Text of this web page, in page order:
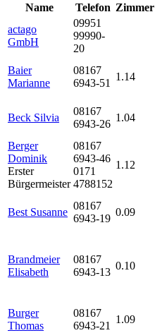
Name
Telefon Zimmer
actago
GmbH
09951
99990-
20
Baier
Marianne
08167
6943-51
1.14
Beck Silvia
08167
6943-26
1.04
Berger
Dominik
Erster
Bürgermeister
08167
6943-46
0171
4788152
1.12
Best Susanne
08167
6943-19
0.09
Brandmeier
Elisabeth
08167
6943-13
0.10
Burger
Thomas
08167
6943-21
1.09